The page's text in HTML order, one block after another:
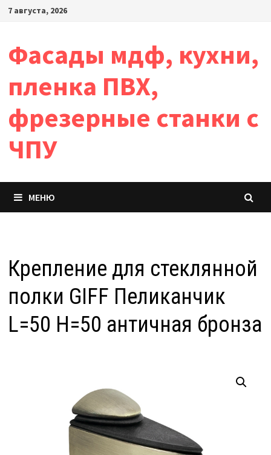
Перейти
7 августа, 2026
Фасады мдф, кухни,
пленка ПВХ,
фрезерные станки с
ЧПУ
МЕНЮ
Крепление для стеклянной
полки GIFF Пеликанчик
L=50 H=50 античная бронза